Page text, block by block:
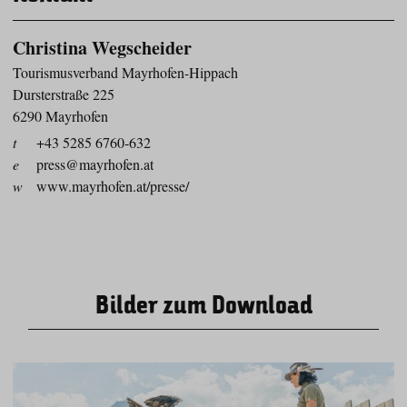
Christina Wegscheider
Tourismusverband Mayrhofen-Hippach
Dursterstraße 225
6290 Mayrhofen
t
+43 5285 6760-632
e
press@mayrhofen.at
w
www.mayrhofen.at/presse/
Bilder zum Download